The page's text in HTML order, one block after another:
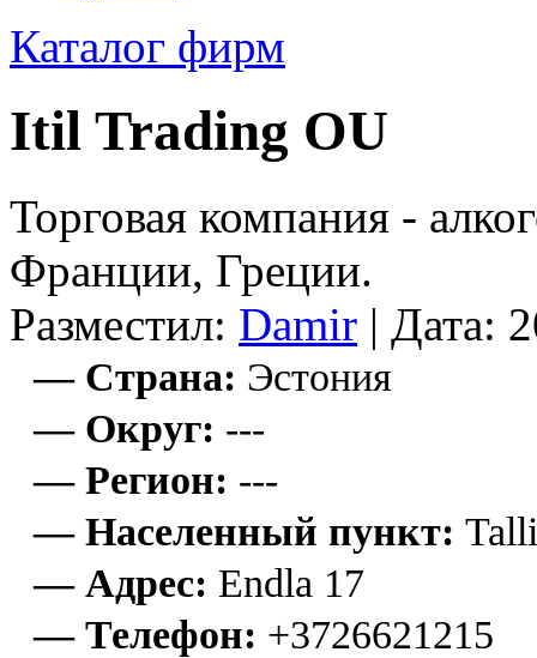
Каталог фирм
Itil Trading OU
Торговая компания -
Франции, Греции.
Разместил: Damir | Дата:
— Страна: Эстония
— Округ: ---
— Регион: ---
— Населенный пункт:
— Адрес: Endla 17
— Телефон: +3726621215